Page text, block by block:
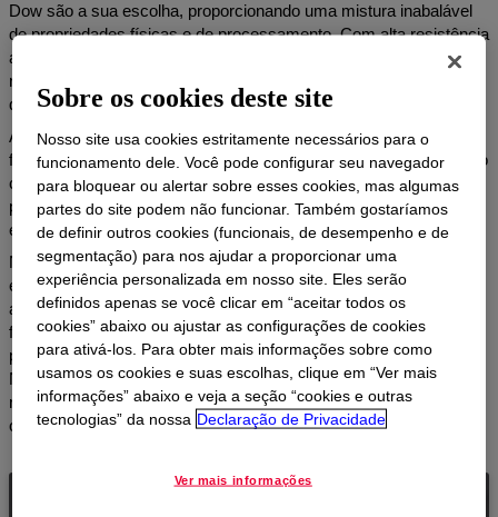
Dow são a sua escolha, proporcionando uma mistura inabalável
de propriedades físicas e de processamento. Com alta resistência
a tração, excepcional resistência a impacto e excelente
resistência a perfurações, essas resinas oferecem durabilidade
que atende aos padrões mais exigentes.
Além disso, o Dow LLDPE garante excelente elasticidade,
flexibilidade e alongamento, tudo isso mantendo um fluxo de fusão
consistente e baixo cisalhamento. Essa combinação exclusiva
permite a criação de filmes mais finos com perfis
excepcionalmente robustos.
Nosso portfólio atual de LLDPE é um catálogo meticulosamente
equilibrado, com resinas adaptadas a uma ampla gama de
aplicações. Não importa se suas necessidades estão em usos
finais flexíveis ou rígidos, as resinas LLDPE da Dow estão
prontas para atender aos desafios e expectativas do seu setor.
Não importa se você está trabalhando com geomembranas,
resinas flexíveis ou muito mais, nossas resinas LLDPE oferecem
o desempenho com o qual você pode contar.
Sobre os cookies deste site
Nosso site usa cookies estritamente necessários para o
funcionamento dele. Você pode configurar seu navegador
para bloquear ou alertar sobre esses cookies, mas algumas
partes do site podem não funcionar. Também gostaríamos
de definir outros cookies (funcionais, de desempenho e de
segmentação) para nos ajudar a proporcionar uma
experiência personalizada em nosso site. Eles serão
definidos apenas se você clicar em “aceitar todos os
cookies” abaixo ou ajustar as configurações de cookies
para ativá-los. Para obter mais informações sobre como
usamos os cookies e suas escolhas, clique em “Ver mais
informações” abaixo e veja a seção “cookies e outras
tecnologias” da nossa Declaração de Privacidade
Ver mais informações